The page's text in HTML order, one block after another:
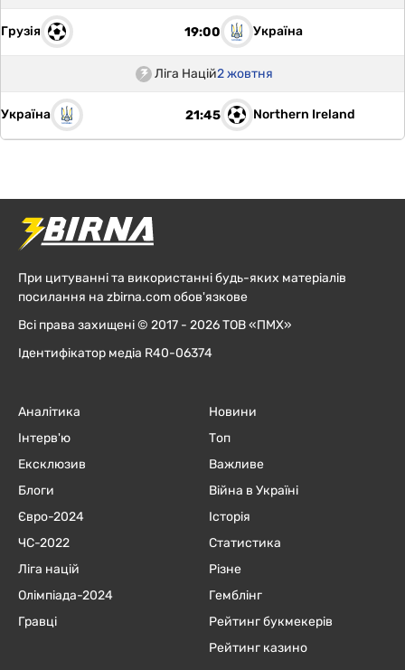
Грузія 19:00 Україна
Ліга Націй2 жовтня
Україна 21:45 Northern Ireland
При цитуванні та використанні будь-яких матеріалів
посилання на zbirna.com обов'язкове
Всі права захищені © 2017 - 2026 ТОВ «ПМХ»
Ідентифікатор медіа R40-06374
Аналітика
Інтерв'ю
Ексклюзив
Блоги
Євро-2024
ЧC-2022
Ліга націй
Олімпіада-2024
Гравці
Новини
Топ
Важливе
Війна в Україні
Історія
Статистика
Різне
Гемблінг
Рейтинг букмекерів
Рейтинг казино